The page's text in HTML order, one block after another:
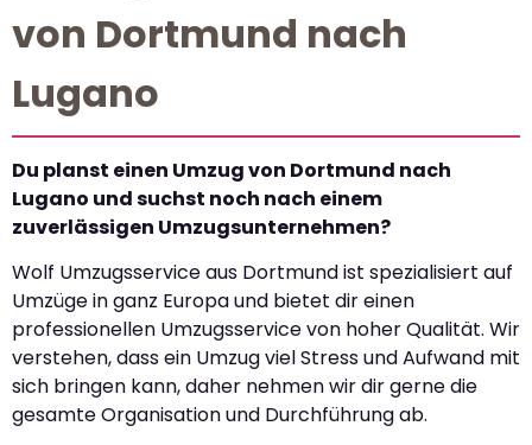
von Dortmund nach
Lugano
Du planst einen Umzug von Dortmund nach
Lugano und suchst noch nach einem
zuverlässigen Umzugsunternehmen?
Wolf Umzugsservice aus Dortmund ist spezialisiert auf
Umzüge in ganz Europa und bietet dir einen
professionellen Umzugsservice von hoher Qualität. Wir
verstehen, dass ein Umzug viel Stress und Aufwand mit
sich bringen kann, daher nehmen wir dir gerne die
gesamte Organisation und Durchführung ab.